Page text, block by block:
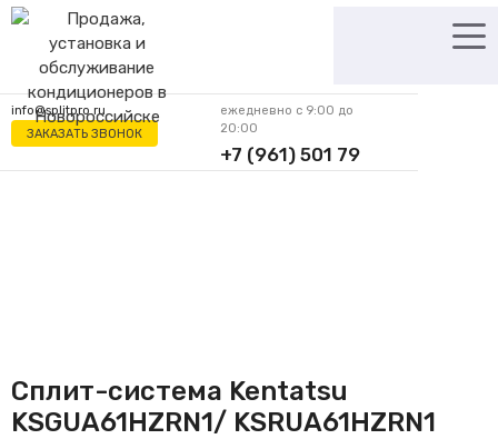
Перейти
содержимому
info@splitpro.ru
ЗАКАЗАТЬ ЗВОНОК
ежедневно с 9:00 до
20:00
+7 (961) 501 79
62
Сплит-система Kentatsu
KSGUA61HZRN1/ KSRUA61HZRN1